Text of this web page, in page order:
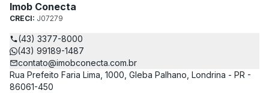
Imob Conecta
CRECI: J07279
(43) 3377-8000
(43) 99189-1487
contato@imobconecta.com.br
Rua Prefeito Faria Lima, 1000, Gleba Palhano, Londrina - PR -
86061-450